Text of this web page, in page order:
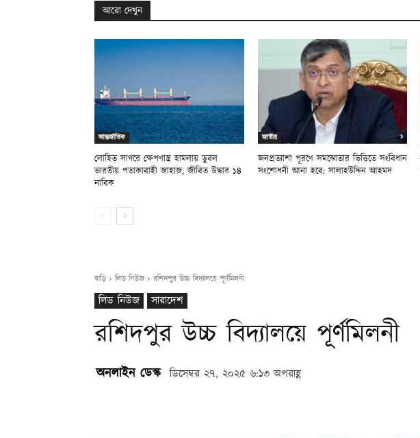
আরো দেখুন
আন্তর্জাতিক
লোহিত সাগরে ক্ষেপণাস্ত্র হামলায় ডুবল
ভারতীয় পতাকাবাহী জাহাজ, জীবিত উদ্ধার ১৪
নাবিক
জাতীয়
জনপ্রত্যাশা পূরণে সমঝোতার ভিত্তিতে সংবিধান
সংশোধনী আনা হবে: সালাহউদ্দিন আহমদ